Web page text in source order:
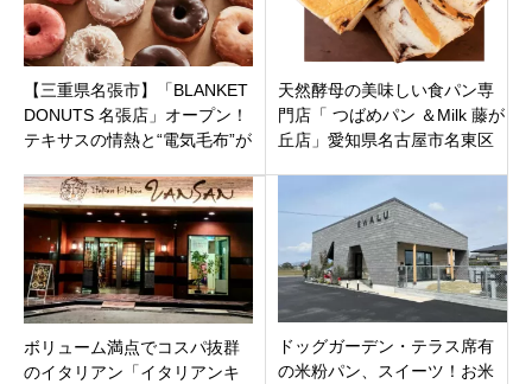
【三重県名張市】「BLANKET
DONUTS 名張店」オープン！
テキサスの情熱と“電気毛布”が
ツ！
天然酵母の美味しい食パン専
門店「 つばめパン ＆Milk 藤が
丘店」愛知県名古屋市名東区
ボリューム満点でコスパ抜群
のイタリアン「イタリアンキ
ドッグガーデン・テラス席有
の米粉パン、スイーツ！お米